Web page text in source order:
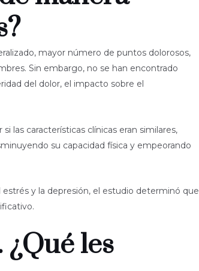
mayor número de puntos dolorosos,
Sin embargo, no se han encontrado
del dolor, el impacto sobre el
las características clínicas eran similares,
su capacidad física y empeorando
y la depresión, el estudio determinó que
les